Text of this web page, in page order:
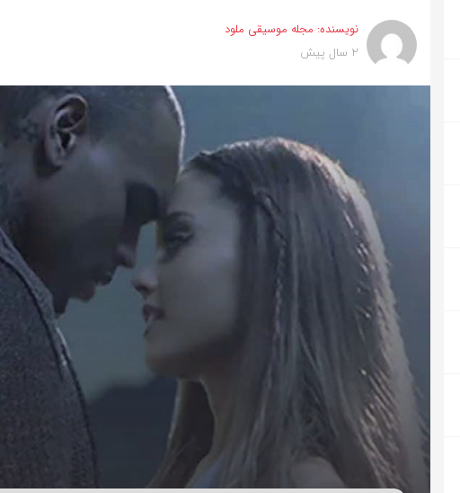
نویسنده: مجله موسیقی ملود
2 سال پیش